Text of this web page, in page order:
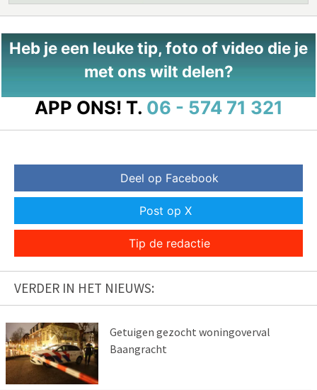
Heb je een leuke tip, foto of video die je
met ons wilt delen?
APP ONS! T. 06 - 574 71 321
Deel op Facebook
Post op X
Tip de redactie
VERDER IN HET NIEUWS:
Getuigen gezocht woningoverval
Baangracht